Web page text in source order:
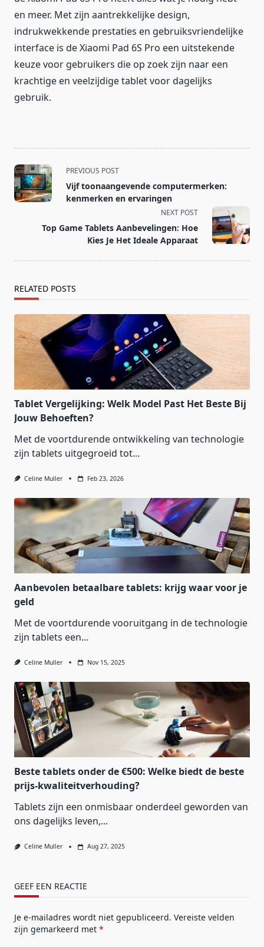
en meer. Met zijn aantrekkelijke design,
indrukwekkende prestaties en gebruiksvriendelijke
interface is de Xiaomi Pad 6S Pro een uitstekende
keuze voor gebruikers die op zoek zijn naar een
krachtige en veelzijdige tablet voor dagelijks
gebruik.
<span
class="nav-
subtitle
reader-
text">Page</span>
PREVIOUS POST
Vijf toonaangevende computermerken:
kenmerken en ervaringen
NEXT POST
Top Game Tablets Aanbevelingen: Hoe
Kies Je Het Ideale Apparaat
RELATED POSTS
Tablet Vergelijking: Welk Model Past Het Beste Bij
Jouw Behoeften?
Met de voortdurende ontwikkeling van technologie
zijn tablets uitgegroeid tot...
Celine Muller Feb 23, 2026
Aanbevolen betaalbare tablets: krijg waar voor je
geld
Met de voortdurende vooruitgang in de technologie
zijn tablets een...
Celine Muller Nov 15, 2025
Beste tablets onder de €500: Welke biedt de beste
prijs-kwaliteitverhouding?
Tablets zijn een onmisbaar onderdeel geworden van
ons dagelijks leven,...
Celine Muller Aug 27, 2025
GEEF EEN REACTIE
Je e-mailadres wordt niet gepubliceerd. Vereiste velden
zijn gemarkeerd met *